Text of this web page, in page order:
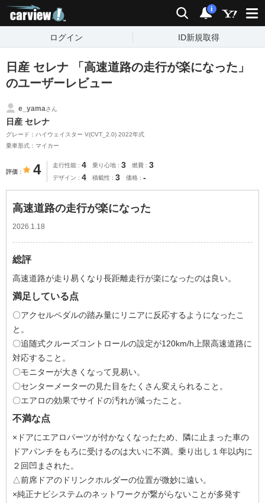
検索 通知
i
ログイン ID新規取得
日産 セレナ 「高速道路の走行が楽になった」
のユーザーレビュー
e_yamaさん
日産 セレナ
グレード：ハイウェイスター V(CVT_2.0) 2022年式
乗車形式：マイカー
評価 4 走行性能 4 乗り心地 3 燃費 3
デザイン 4 積載性 3 価格 -
高速道路の走行が楽になった
2026.1.18
総評
高速道路が走り易くなり長距離走行が楽になったのは良い。
満足している点
〇アクセルペダルの踏み量にリニアに反応するようになったこ
と。
〇追随式クルーズコントロールの設定が120km/h上限高速道路に
対応すること。
〇モニターが大きくなって見易い。
〇センターメーターの見た目をたくさん変えられること。
〇エアロの効果でサイドの汚れが減ったこと。
不満な点
×ドアにエアロパーツが付かなくなったため、隣に止まった車の
ドアパンチをもろに受けるのは大いに不満。乗り出し１年以内に
２回凹まされた。
△前席ドアのドリンクホルダーの位置が微妙に遠い。
×純正ナビシステムのネットワークが繋がらないことが多発す